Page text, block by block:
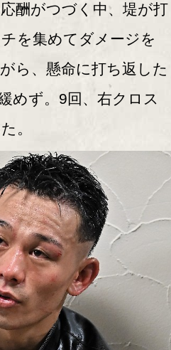
酬がつづく中、堤が打
を集めてダメージを
ら、懸命に打ち返した
めず。9回、右クロス
。